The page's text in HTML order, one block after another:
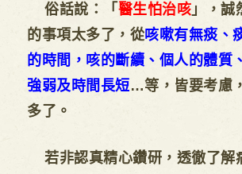
俗話說：「 醫生怕治咳 」，誠
的事項太多了，從咳嗽有無痰、
的時間，咳的斷續、個人的體質
強弱及時間長短…等，皆要考慮
多了。
若非認真精心鑽研，透徹了解